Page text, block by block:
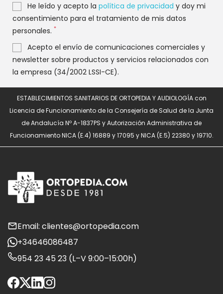
He leído y acepto la política de privacidad y doy mi
consentimiento para el tratamiento de mis datos
personales. *
Acepto el envío de comunicaciones comerciales y
newsletter sobre productos y servicios relacionados con
la empresa (34/2002 LSSI-CE).
ESTABLECIMIENTOS SANITARIOS DE ORTOPEDIA Y AUDIOLOGÍA con
Licencia de Funcionamiento de la Consejería de Salud de la Junta
de Andalucía Nº A-1837PS y Autorización Administrativa de
Funcionamiento NICA (E.4) 16889 y 17095 y NICA (E.5) 22380 y 19710.
Email: clientes@ortopedia.com
+34646086487
954 23 45 23 (L–V 9:00–15:00h)